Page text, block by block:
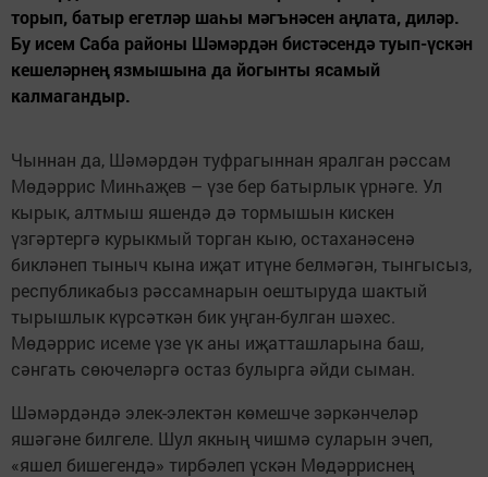
торып, батыр егетләр шаһы мәгънәсен аңлата, диләр.
Бу исем Саба районы Шәмәрдән бистәсендә туып-үскән
кешеләрнең язмышына да йогынты ясамый
калмагандыр.
Чыннан да, Шәмәрдән туфрагыннан яралган рәссам
Мөдәррис Минһаҗев – үзе бер батырлык үрнәге. Ул
кырык, алтмыш яшендә дә тормышын кискен
үзгәртергә курыкмый торган кыю, остаханәсенә
бикләнеп тыныч кына иҗат итүне белмәгән, тынгысыз,
республикабыз рәссамнарын оештыруда шактый
тырышлык күрсәткән бик уңган-булган шәхес.
Мөдәррис исеме үзе үк аны иҗатташларына баш,
сәнгать сөючеләргә остаз булырга әйди сыман.
Шәмәрдәндә элек-электән көмешче зәркәнчеләр
яшәгәне билгеле. Шул якның чишмә суларын эчеп,
«яшел бишегендә» тирбәлеп үскән Мөдәрриснең